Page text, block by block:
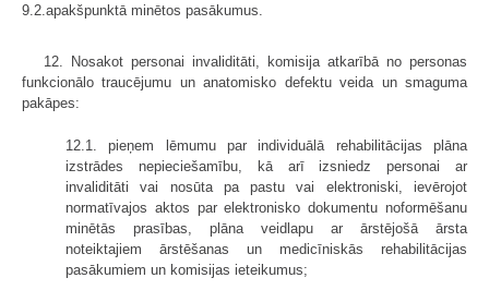
9.2.apakšpunktā minētos pasākumus.
12. Nosakot personai invaliditāti, komisija atkarībā no personas
funkcionālo traucējumu un anatomisko defektu veida un smaguma
pakāpes:
12.1. pieņem lēmumu par individuālā rehabilitācijas plāna
izstrādes nepieciešamību, kā arī izsniedz personai ar
invaliditāti vai nosūta pa pastu vai elektroniski, ievērojot
normatīvajos aktos par elektronisko dokumentu noformēšanu
minētās prasības, plāna veidlapu ar ārstējošā ārsta
noteiktajiem ārstēšanas un medicīniskās rehabilitācijas
pasākumiem un komisijas ieteikumus;